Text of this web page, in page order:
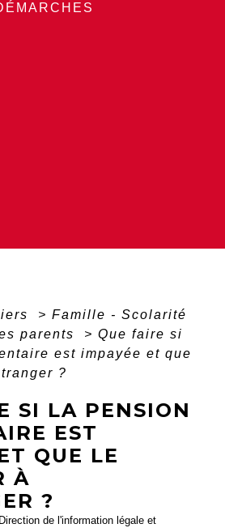
> Famille - Scolarité
parents > Que faire si
est impayée et que
?
SI LA PENSION
EST
QUE LE
À
?
de l'information légale et